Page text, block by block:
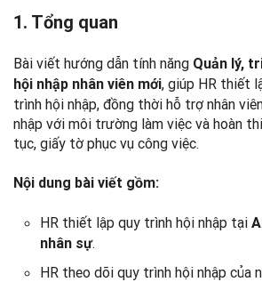
1. Tổng quan
Bài viết hướng dẫn tính năng Quản lý,
hội nhập nhân viên mới, giúp HR thiết
trình hội nhập, đồng thời hỗ trợ nhân
nhập với môi trường làm việc và hoàn
tục, giấy tờ phục vụ công việc.
Nội dung bài viết gồm:
HR thiết lập quy trình hội nhập tại
nhân sự.
HR theo dõi quy trình hội nhập của